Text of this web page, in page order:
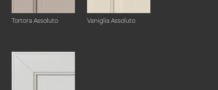
Tortora Assoluto Vaniglia Assoluto